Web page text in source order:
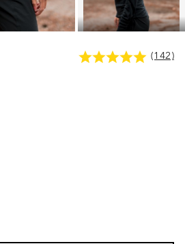
LAVPRIS
(142)